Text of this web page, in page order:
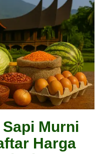
Murni
Harga